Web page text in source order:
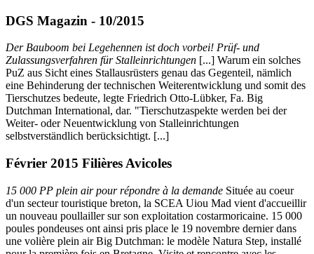
DGS Magazin - 10/2015
Der Bauboom bei Legehennen ist doch vorbei! Prüf- und
Zulassungsverfahren für Stalleinrichtungen [...] Warum ein solches
PuZ aus Sicht eines Stallausrüsters genau das Gegenteil, nämlich
eine Behinderung der technischen Weiterentwicklung und somit des
Tierschutzes bedeute, legte Friedrich Otto-Lübker, Fa. Big
Dutchman International, dar. "Tierschutzaspekte werden bei der
Weiter- oder Neuentwicklung von Stalleinrichtungen
selbstverständlich berücksichtigt. [...]
Février 2015 Filières Avicoles
15 000 PP plein air pour répondre à la demande Située au coeur
d'un secteur touristique breton, la SCEA Uiou Mad vient d'accueillir
un nouveau poullailler sur son exploitation costarmoricaine. 15 000
poules pondeuses ont ainsi pris place le 19 novembre dernier dans
une volière plein air Big Dutchman: le modèle Natura Step, installé